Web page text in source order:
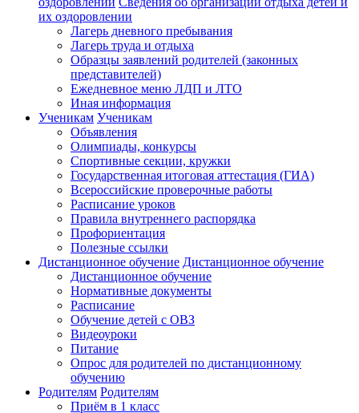
их оздоровлении
Лагерь дневного пребывания
Лагерь труда и отдыха
Образцы заявлений родителей (законных
представителей)
Ежедневное меню ЛДП и ЛТО
Иная информация
Ученикам Ученикам
Объявления
Олимпиады, конкурсы
Спортивные секции, кружки
Государственная итоговая аттестация (ГИА)
Всероссийские проверочные работы
Расписание уроков
Правила внутреннего распорядка
Профориентация
Полезные ссылки
Дистанционное обучение Дистанционное обучение
Дистанционное обучение
Нормативные документы
Расписание
Обучение детей с ОВЗ
Видеоуроки
Питание
Опрос для родителей по дистанционному
обучению
Родителям Родителям
Приём в 1 класс